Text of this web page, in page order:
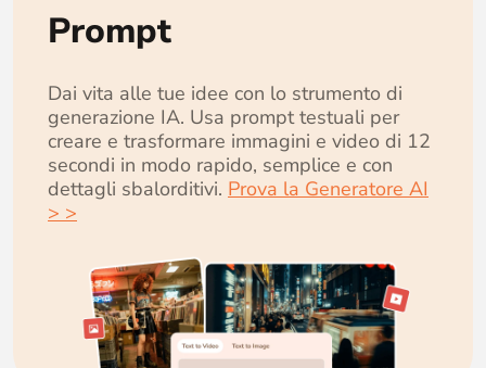
Prompt
Dai vita alle tue idee con lo strumento di
generazione IA. Usa prompt testuali per
creare e trasformare immagini e video di 12
secondi in modo rapido, semplice e con
dettagli sbalorditivi. Prova la Generatore AI
> >